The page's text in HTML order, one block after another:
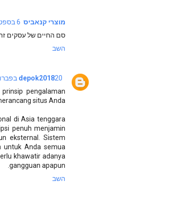
מוצרי קנאביס 6 בספטמבר 2018 בשעה 15:48
סם החיים של עסקים זה
השב
depok201820 בפברואר 2019 בשעה 10:19
pengalaman
situs Anda.
di Asia tenggara
penuh menjamin
eksternal. Sistem
untuk Anda semua
khawatir adanya
gangguan apapun.
השב